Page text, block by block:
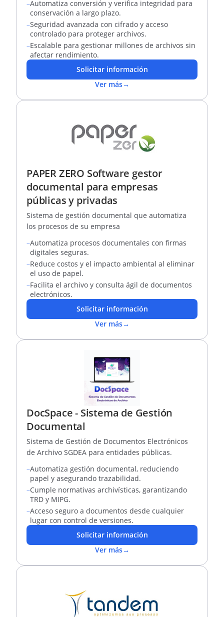
–Automatiza conversión y verifica integridad para
conservación a largo plazo.
–Seguridad avanzada con cifrado y acceso
controlado para proteger archivos.
–Escalable para gestionar millones de archivos sin
afectar rendimiento.
Solicitar información
Ver más→
PAPER ZERO Software gestor
documental para empresas
públicas y privadas
Sistema de gestión documental que automatiza
los procesos de su empresa
–Automatiza procesos documentales con firmas
digitales seguras.
–Reduce costos y el impacto ambiental al eliminar
el uso de papel.
–Facilita el archivo y consulta ágil de documentos
electrónicos.
Solicitar información
Ver más→
DocSpace - Sistema de Gestión
Documental
Sistema de Gestión de Documentos Electrónicos
de Archivo SGDEA para entidades públicas.
–Automatiza gestión documental, reduciendo
papel y asegurando trazabilidad.
–Cumple normativas archivísticas, garantizando
TRD y MIPG.
–Acceso seguro a documentos desde cualquier
lugar con control de versiones.
Solicitar información
Ver más→